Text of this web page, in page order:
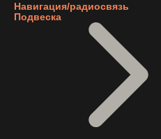
Навигация/радиосвязь
Подвеска